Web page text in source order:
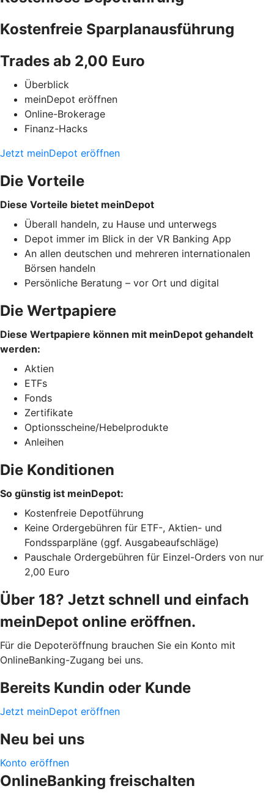
Kostenfreie Sparplanausführung
Trades ab 2,00 Euro
Überblick
meinDepot eröffnen
Online-Brokerage
Finanz-Hacks
Jetzt meinDepot eröffnen
Die Vorteile
Diese Vorteile bietet meinDepot
Überall handeln, zu Hause und unterwegs
Depot immer im Blick in der VR Banking App
An allen deutschen und mehreren internationalen
Börsen handeln
Persönliche Beratung – vor Ort und digital
Die Wertpapiere
Diese Wertpapiere können mit meinDepot gehandelt
werden:
Aktien
ETFs
Fonds
Zertifikate
Optionsscheine/Hebelprodukte
Anleihen
Die Konditionen
So günstig ist meinDepot:
Kostenfreie Depotführung
Keine Ordergebühren für ETF-, Aktien- und
Fondssparpläne (ggf. Ausgabeaufschläge)
Pauschale Ordergebühren für Einzel-Orders von nur
2,00 Euro
Über 18? Jetzt schnell und einfach
meinDepot online eröffnen.
Für die Depoteröffnung brauchen Sie ein Konto mit
OnlineBanking-Zugang bei uns.
Bereits Kundin oder Kunde
Jetzt meinDepot eröffnen
Neu bei uns
Konto eröffnen
OnlineBanking freischalten